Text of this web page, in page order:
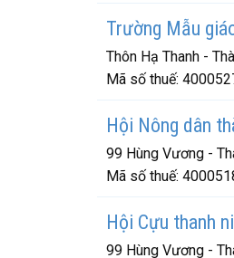
Trường Mẫu
Thôn Hạ Thanh -
Mã số thuế:
Hội Nông dân
99 Hùng Vương -
Mã số thuế:
Hội Cựu thanh
99 Hùng Vương -